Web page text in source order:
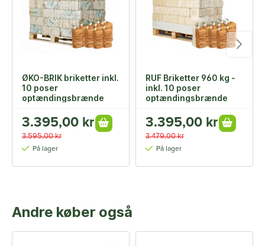
ØKO-BRIK briketter inkl.
10 poser
optændingsbrænde
3.395,00 kr
3.595,00 kr
På lager
RUF Briketter 960 kg -
inkl. 10 poser
optændingsbrænde
3.395,00 kr
3.479,00 kr
På lager
Andre køber også